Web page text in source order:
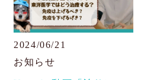
2024/06/21
お知らせ